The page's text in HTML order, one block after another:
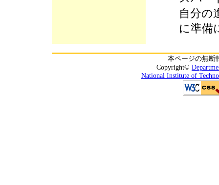
自分の
に準備
本ページの無断
Copyright©
National Institute of